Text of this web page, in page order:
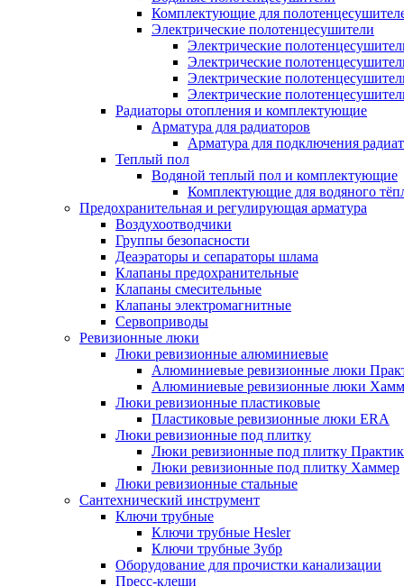
Комплектующие для
Электрические полотенцесушители
Электрические
Электрические
Электрические
Электрические
Радиаторы отопления и комплектующие
Арматура для радиаторов
Арматура для подключения
Теплый пол
Водяной теплый пол и комплектующие
Комплектующие для водяного
Предохранительная и регулирующая арматура
Воздухоотводчики
Группы безопасности
Деаэраторы и сепараторы шлама
Клапаны предохранительные
Клапаны смесительные
Клапаны электромагнитные
Сервоприводы
Ревизионные люки
Люки ревизионные алюминиевые
Алюминиевые ревизионные люки
Алюминиевые ревизионные люки
Люки ревизионные пластиковые
Пластиковые ревизионные люки ERA
Люки ревизионные под плитку
Люки ревизионные под плитку
Люки ревизионные под плитку Хаммер
Люки ревизионные стальные
Сантехнический инструмент
Ключи трубные
Ключи трубные Hesler
Ключи трубные Зубр
Оборудование для прочистки канализации
Пресс-клещи